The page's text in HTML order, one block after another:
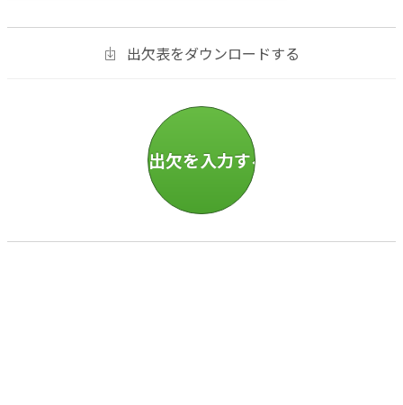
出欠表をダウンロードする